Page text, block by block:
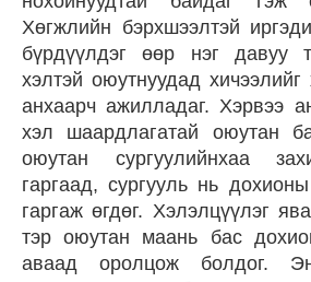
Хөгжлийн бэрхшээлтэй
бүрдүүлдэг өөр нэг давуу
хэлтэй оюутнуудад хичээлийг
анхаарч ажилладаг. Хэрвээ
хэл шаардлагатай оюутан
оюутан сургуулийнхаа
гаргаад, сургууль нь
гаргаж өгдөг. Хэлэлцүүлэг
тэр оюутан маань бас
аваад оролцож болдог.